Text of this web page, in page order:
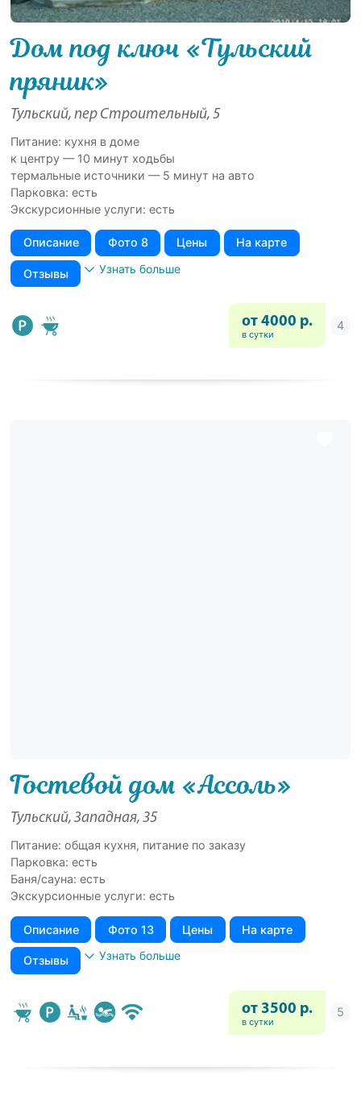
Дом под ключ «Тульский
пряник»
Тульский, пер Строительный, 5
Питание: кухня в доме
к центру — 10 минут ходьбы
термальные источники — 5 минут на авто
Парковка: есть
Экскурсионные услуги: есть
Описание Фото 8 Цены На карте
Отзывы Узнать больше
от 4000 р.
в сутки
Гостевой дом «Ассоль»
Тульский, Западная, 35
Питание: общая кухня, питание по заказу
Парковка: есть
Баня/сауна: есть
Экскурсионные услуги: есть
Описание Фото 13 Цены На карте
Отзывы Узнать больше
от 3500 р.
в сутки